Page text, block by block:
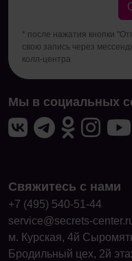
* после нажатия кнопки
свою запись через
колл-центра
Мы в социальных
Свяжитесь с нами
+7 (495) 540-51-44
service@secrets-
м. Курская, 4й
Бродильный цех, 2й